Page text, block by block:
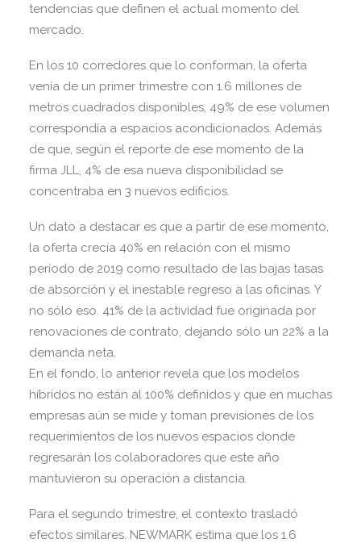
tendencias que definen el actual momento del
mercado.
En los 10 corredores que lo conforman, la oferta
venía de un primer trimestre con 1.6 millones de
metros cuadrados disponibles, 49% de ese volumen
correspondía a espacios acondicionados. Además
de que, según el reporte de ese momento de la
firma JLL, 4% de esa nueva disponibilidad se
concentraba en 3 nuevos edificios.
Un dato a destacar es que a partir de ese momento,
la oferta crecía 40% en relación con el mismo
período de 2019 como resultado de las bajas tasas
de absorción y el inestable regreso a las oficinas. Y
no sólo eso. 41% de la actividad fue originada por
renovaciones de contrato, dejando sólo un 22% a la
demanda neta.
En el fondo, lo anterior revela que los modelos
híbridos no están al 100% definidos y que en muchas
empresas aún se mide y toman previsiones de los
requerimientos de los nuevos espacios donde
regresarán los colaboradores que este año
mantuvieron su operación a distancia.
Para el segundo trimestre, el contexto trasladó
efectos similares. NEWMARK estima que los 1.6